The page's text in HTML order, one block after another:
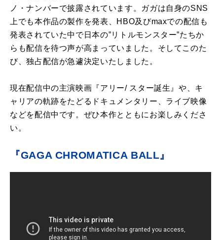
ノ・ナンバーで披露されています。ガガは⾃⾝のSNS
上でも本作品の製作を発表、HBO及びmaxでの配信も
発表されていた中で⽇本の”リトルモンスター”たちか
らも配信を待つ声が⾼まっていました。そしてこのた
び、独占配信が急遽決定いたしました。
現在配信中の主演映画『アリー/ スター誕⽣』や、キ
ャリアの軌跡をたどるドキュメンタリー、ライブ映像
などを配信中です。ぜひ本作とともにお楽しみくださ
い。
『GAGA CHROMATICA BALL』